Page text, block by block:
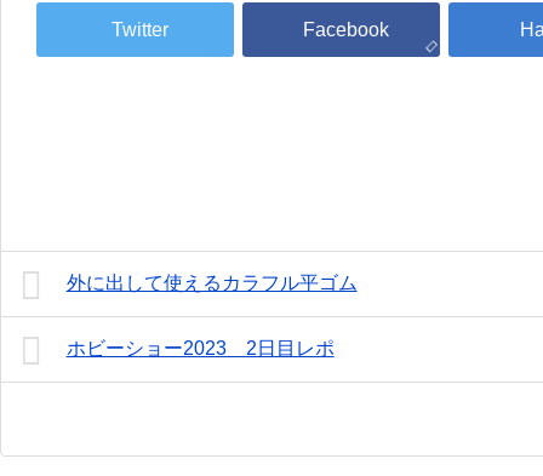
外に出して使えるカラフル平ゴム
ホビーショー2023 2日目レポ